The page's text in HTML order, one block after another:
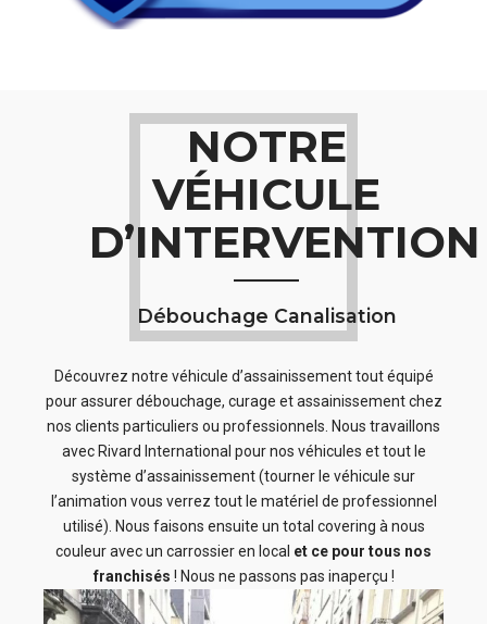
NOTRE
VÉHICULE
D’INTERVENTION
Débouchage Canalisation
Découvrez notre véhicule d’assainissement tout équipé
pour assurer débouchage, curage et assainissement chez
nos clients particuliers ou professionnels. Nous travaillons
avec Rivard International pour nos véhicules et tout le
système d’assainissement (tourner le véhicule sur
l’animation vous verrez tout le matériel de professionnel
utilisé). Nous faisons ensuite un total covering à nous
couleur avec un carrossier en local et ce pour tous nos
franchisés ! Nous ne passons pas inaperçu !